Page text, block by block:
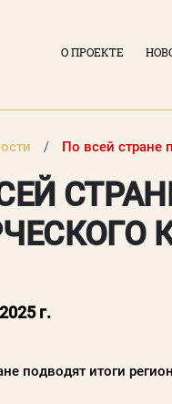
О ПРОЕКТЕ
почта)
По всей стране
г.
подводят итоги